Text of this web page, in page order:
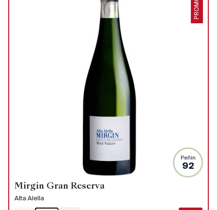
PROMO
Peñin
92
Mirgin Gran Reserva
Alta Alella